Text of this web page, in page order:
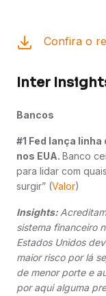
Confira o
Inter
Bancos
#1 Fed lança
nos EUA. Banco
para lidar com
surgir” (Valor)
Insights:
sistema financeiro
Estados Unidos
maior risco por lá
de menor porte e
por aqui alguma